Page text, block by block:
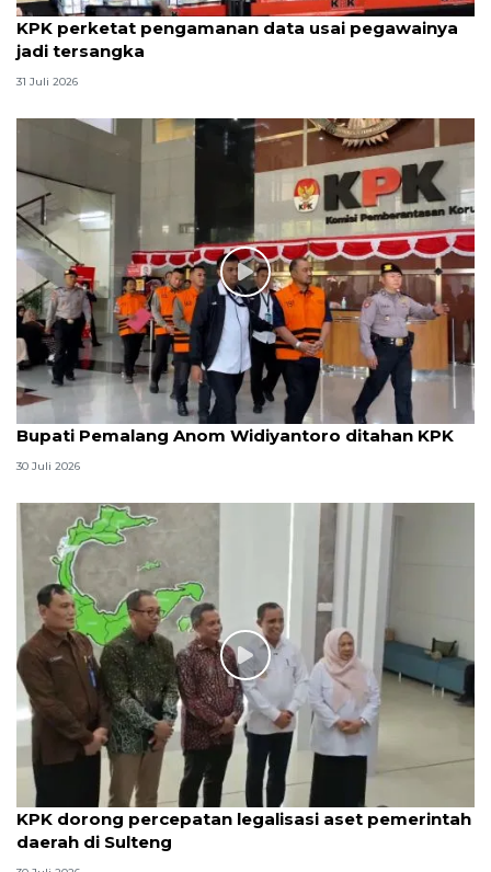
KPK perketat pengamanan data usai pegawainya
jadi tersangka
31 Juli 2026
Bupati Pemalang Anom Widiyantoro ditahan KPK
30 Juli 2026
KPK dorong percepatan legalisasi aset pemerintah
daerah di Sulteng